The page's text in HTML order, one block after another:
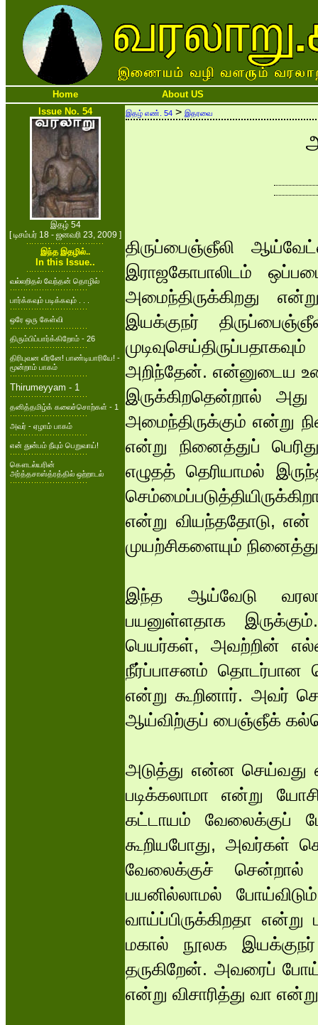
Home
About US
Issue No. 54
இதழ் 54
[ டிசம்பர் 18 - ஜனவரி 23, 2009 ]
இந்த இதழில்..
In this Issue..
வல்லறிதல் வேந்தன் தொழில்
பார்க்கவும் படிக்கவும் . . .
ஒரே ஒரு கேள்வி
திரும்பிப்பார்க்கிறோம் - 26
திரிபுவன வீரனே! பாண்டியாரியே! -
மூன்றாம் பாகம்
Thirumeyyam - 1
தனித்தமிழ்க் கலைச்சொற்கள் - 1
அவர் - ஏழாம் பாகம்
என் துன்பம் நீயும் பெறுவாய்!
கௌடல்யரின்
அர்த்தசாஸ்த்ரத்தில் ஒற்றாடல்
இதழ் எண். 54 > இதரவை
திருப்பைஞ்ஞீலி
இராஜகோபாலிடம்
அமைந்திருக்கிறது
இயக்குநர்
அறிந்தேன். என்னுடைய
இருக்கிறதென்றால்
அமைந்திருக்கும்
என்று நினைத்துப்
எழுதத் தெரியாமல்
என்று வியந்ததோடு,
முயற்சிகளையும்
இந்த ஆய்வேடு
பயனுள்ளதாக
பெயர்கள், அவற்றின்
நீர்ப்பாசனம் தொடர்பான
என்று கூறினார். அவர்
ஆய்விற்குப் பைஞ்ஞீக்
அடுத்து என்ன செய்வது
படிக்கலாமா என்று
கட்டாயம் வேலைக்குப்
கூறியபோது, அவர்கள்
வேலைக்குச் சென்றால்
பயனில்லாமல்
வாய்ப்பிருக்கிறதா என்று
மகால் நூலக
தருகிறேன். அவரைப்
என்று விசாரித்து வா